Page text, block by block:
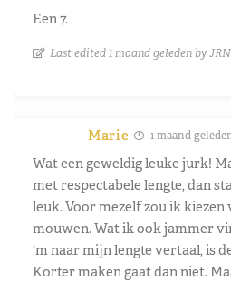
Een 7.
Last edited 1 maand geleden by JRN
Marie 1 maand
Wat een geweldig leuke jurk!
met respectabele lengte, dan
leuk. Voor mezelf zou ik
mouwen. Wat ik ook jammer
‘m naar mijn lengte vertaal, is
Korter maken gaat dan niet.